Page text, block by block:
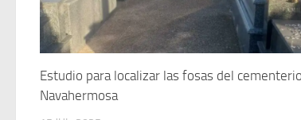
Estudio para localizar las fosas del
Navahermosa